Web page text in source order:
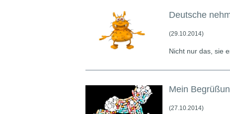
Deutsche
(29.10.2014)
Nicht nur das, sie
Mein
(27.10.2014)